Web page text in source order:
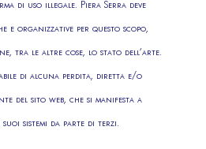
di uso illegale. Piera Serra deve
e organizzative per questo scopo,
tra le altre cose, lo stato dell’arte.
di alcuna perdita, diretta e/o
del sito web, che si manifesta a
sistemi da parte di terzi.